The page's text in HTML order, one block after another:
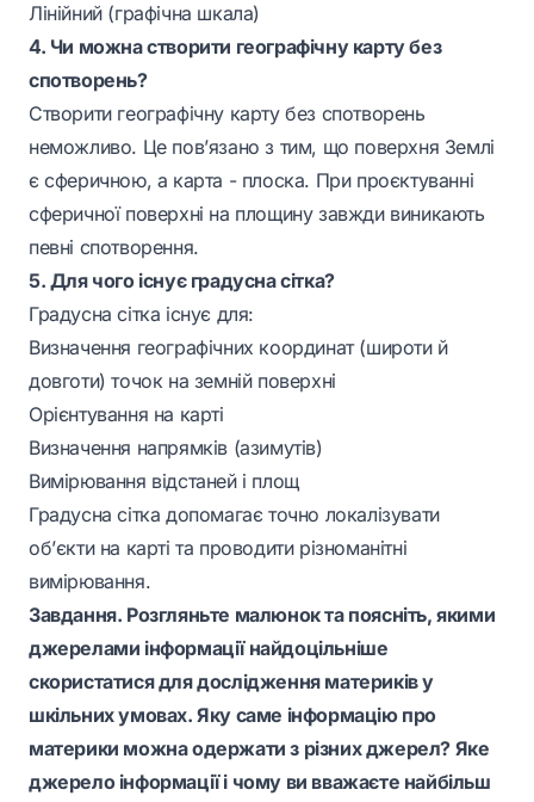
Лінійний (графічна шкала)
4. Чи можна створити географічну карту без
спотворень?
Створити географічну карту без спотворень
неможливо. Це пов’язано з тим, що поверхня Землі
є сферичною, а карта - плоска. При проєктуванні
сферичної поверхні на площину завжди виникають
певні спотворення.
5. Для чого існує градусна сітка?
Градусна сітка існує для:
Визначення географічних координат (широти й
довготи) точок на земній поверхні
Орієнтування на карті
Визначення напрямків (азимутів)
Вимірювання відстаней і площ
Градусна сітка допомагає точно локалізувати
об’єкти на карті та проводити різноманітні
вимірювання.
Завдання. Розгляньте малюнок та поясніть, якими
джерелами інформації найдоцільніше
скористатися для дослідження материків у
шкільних умовах. Яку саме інформацію про
материки можна одержати з різних джерел? Яке
джерело інформації і чому ви вважаєте найбільш